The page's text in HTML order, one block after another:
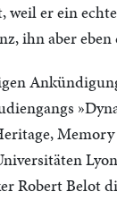
weil er ein
ihn aber eben
Robert Belot